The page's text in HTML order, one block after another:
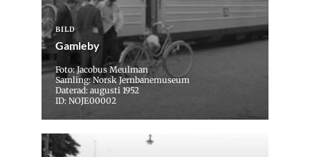
BILD
Gamleby
Foto: Jacobus Meulman
Samling: Norsk Jernbanemuseum
Daterad: augusti 1952
ID: NOJE00002